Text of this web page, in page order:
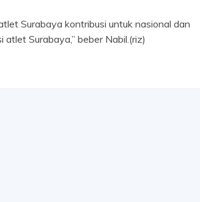
Surabaya kontribusi untuk nasional dan
Surabaya,” beber Nabil.(riz)